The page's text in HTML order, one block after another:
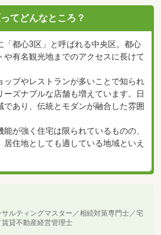
てどんなところ？
「都心3区」と呼ばれる中央区。都心
や有名観光地までのアクセスに長けて
ップやレストランが多いことで知られ
ーズナブルな店舗も増えています。日
であり、伝統とモダンが融合した雰囲
が強く住宅は限られているものの、
住地としても適している地域といえ
ルティングマスター／相続対策専門士／宅
貸不動産経営管理士